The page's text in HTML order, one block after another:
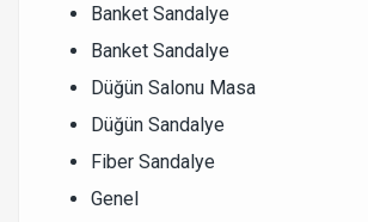
Banket Sandalye
Banket Sandalye
Düğün Salonu Masa
Düğün Sandalye
Fiber Sandalye
Genel